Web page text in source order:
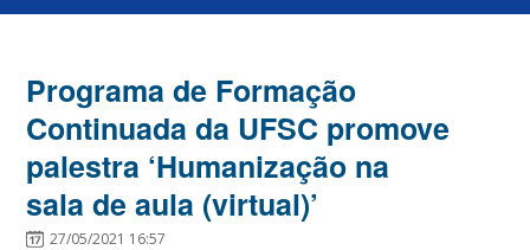
Programa de Formação
Continuada da UFSC promove
palestra ‘Humanização na
sala de aula (virtual)’
27/05/2021 16:57